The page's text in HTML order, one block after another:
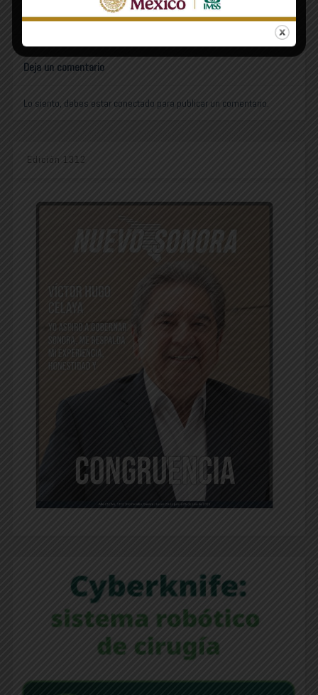
DISQUS:
Deja un comentario
Lo siento, debes estar conectado para publicar un comentario.
Edición 1312